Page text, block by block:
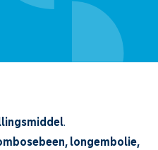
.
longembolie,